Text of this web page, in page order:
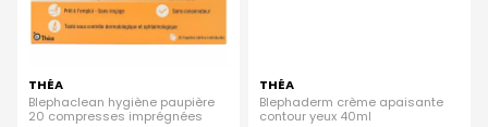
THÉA
Blephaclean hygiène paupière
20 compresses imprégnées
THÉA
Blephaderm crème apaisante
contour yeux 40ml